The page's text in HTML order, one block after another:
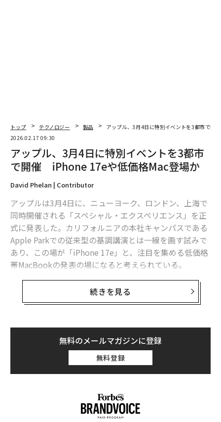
第2世代「AirTag」登場 5000円以下で体験できるアップルのイノベーシ
ョン
タグ：
iPhone Apple/アップル サイバーセキュリティ
iOS
うわさ/リーク
アップデート
トップ テクノロジー 製品
アップル、3月4日に特別イベントを3都市で
2026.02.17 09:30
アップル、3月4日に特別イベントを3都市
で開催 iPhone 17eや低価格Mac登場か
David Phelan | Contributor
アップルは3月4日に、ニューヨーク、ロンドン、上海で
同時開催される「スペシャル・エクスペリエンス」を正
式に発表した。カリフォルニアの本社キャンパスである
Apple Parkでの従来型の基調講演とは一線を画す試みで
あり、この場が「iPhone 17e」と、注目を集める低価格
帯MacBookの発表の場になると考えられている。
開催日はこれまでの予測と一致しているが、これほど早
い段階での告知は意外だった。
招待状はアップルらしく多くを語らない。「ご招待しま
す。ロンドンでの特別なApple Experienceにぜひ現地で
ご参加ください」とある。もちろん、招待状によっては
ロンドンではなく上海やニューヨークと記されている。
続きを見る
無料のメールマガジンに登録
無料登録